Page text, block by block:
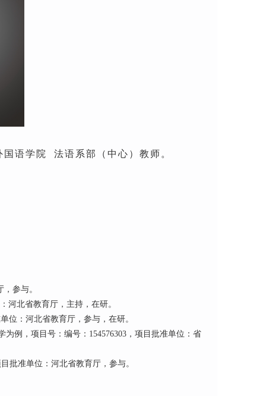
国语学院 法语系部（中心） 教师。
参与。
河北省教育厅，主持，在研。
位：河北省教育厅，参与，在研。
例，项目号：编号：154576303，项目批准单位：省
批准单位：河北省教育厅，参与。